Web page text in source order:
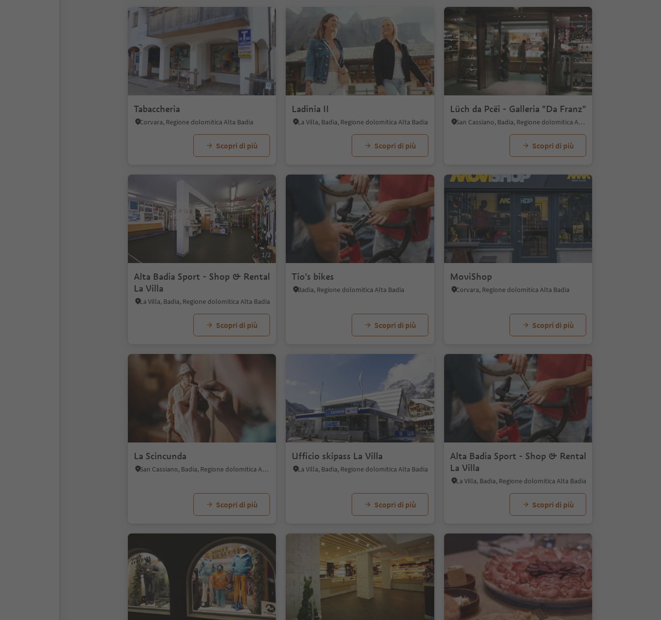
Tabaccheria
Corvara, Regione dolomitica Alta Badia
Scopri di più
Ladinia II
La Villa, Badia, Regione dolomitica Alta Badia
Scopri di più
Lüch da Pcëi - Galleria "Da Franz"
San Cassiano, Badia, Regione dolomitica Alta Badia
Scopri di più
1/2
Alta Badia Sport - Shop & Rental
La Villa
La Villa, Badia, Regione dolomitica Alta Badia
Scopri di più
Tio's bikes
Badia, Regione dolomitica Alta Badia
Scopri di più
MoviShop
Corvara, Regione dolomitica Alta Badia
Scopri di più
La Scincunda
San Cassiano, Badia, Regione dolomitica Alta Badia
Scopri di più
Ufficio skipass La Villa
La Villa, Badia, Regione dolomitica Alta Badia
Scopri di più
Alta Badia Sport - Shop & Rental
La Villa
La Villa, Badia, Regione dolomitica Alta Badia
Scopri di più